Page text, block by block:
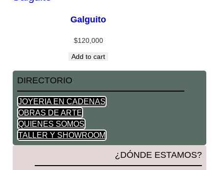
Galguito
$120,000
Add to cart
DIRECTORIO
JOYERIA EN CADENAS
OBRAS DE ARTE
QUIENES SOMOS
TALLER Y SHOWROOM
¿DÓNDE ESTAMOS?